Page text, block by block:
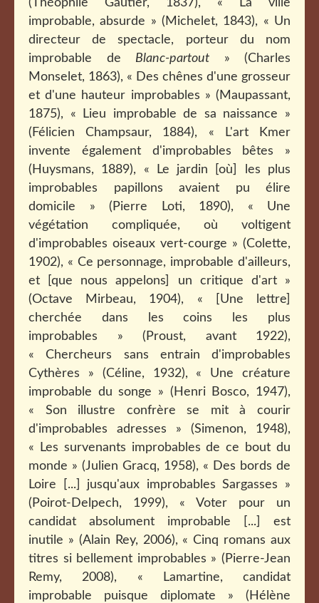
(Théophile Gautier, 1837), « La ville
improbable, absurde » (Michelet, 1843), « Un
directeur de spectacle, porteur du nom
improbable de Blanc-partout » (Charles
Monselet, 1863), « Des chênes d'une grosseur
et d'une hauteur improbables » (Maupassant,
1875), « Lieu improbable de sa naissance »
(Félicien Champsaur, 1884), « L'art Kmer
invente également d'improbables bêtes »
(Huysmans, 1889), « Le jardin [où] les plus
improbables papillons avaient pu élire
domicile » (Pierre Loti, 1890), « Une
végétation compliquée, où voltigent
d'improbables oiseaux vert-courge » (Colette,
1902), « Ce personnage, improbable d'ailleurs,
et [que nous appelons] un critique d'art »
(Octave Mirbeau, 1904), « [Une lettre]
cherchée dans les coins les plus
improbables » (Proust, avant 1922),
« Chercheurs sans entrain d'improbables
Cythères » (Céline, 1932), « Une créature
improbable du songe » (Henri Bosco, 1947),
« Son illustre confrère se mit à courir
d'improbables adresses » (Simenon, 1948),
« Les survenants improbables de ce bout du
monde » (Julien Gracq, 1958), « Des bords de
Loire [...] jusqu'aux improbables Sargasses »
(Poirot-Delpech, 1999), « Voter pour un
candidat absolument improbable [...] est
inutile » (Alain Rey, 2006), « Cinq romans aux
titres si bellement improbables » (Pierre-Jean
Remy, 2008), « Lamartine, candidat
improbable puisque diplomate » (Hélène